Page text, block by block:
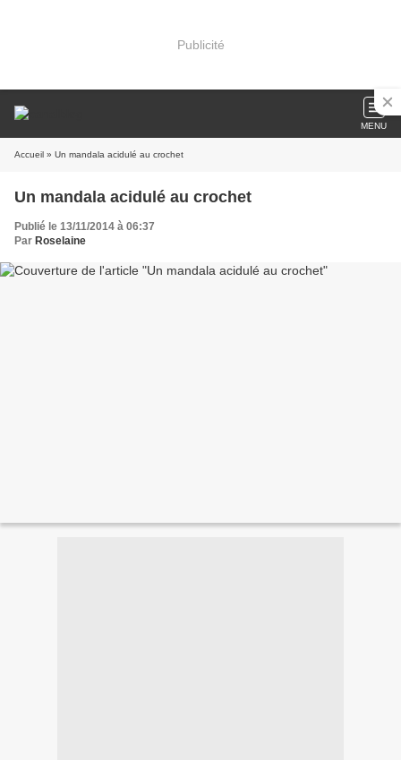
Publicité
MENU
Accueil » Un mandala acidulé au crochet
Un mandala acidulé au crochet
Publié le 13/11/2014 à 06:37
Par Roselaine